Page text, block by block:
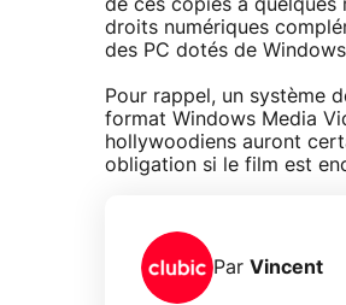
de ces copies à quelques
droits numériques
des PC dotés de
Pour rappel, un système
format Windows Media
hollywoodiens auront
obligation si le film est
Par Vincent